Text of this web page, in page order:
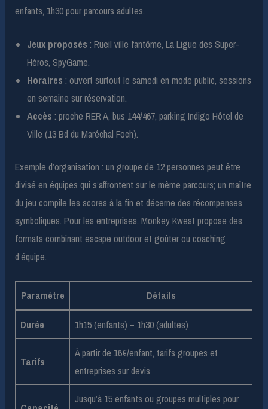
enfants, 1h30 pour parcours adultes.
Jeux proposés : Rueil ville fantôme, La Ligue des Super-
Héros, SpyGame.
Horaires : ouvert surtout le samedi en mode public, sessions
en semaine sur réservation.
Accès : proche RER A, bus 144/467, parking Indigo Hôtel de
Ville (13 Bd du Maréchal Foch).
Exemple d’organisation : un groupe de 12 personnes peut être
divisé en équipes qui s’affrontent sur le même parcours; un maître
du jeu compile les scores à la fin et décerne des récompenses
symboliques. Pour les entreprises, Monkey Kwest propose des
formats combinant escape outdoor et goûter ou coaching
d’équipe.
Paramètre Détails
Durée 1h15 (enfants) – 1h30 (adultes)
Tarifs
À partir de 16€/enfant, tarifs groupes et
entreprises sur devis
Jusqu’à 15 enfants ou groupes multiples pour